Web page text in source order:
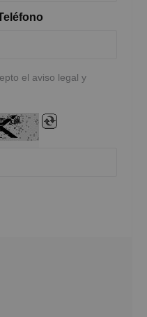
el aviso legal y